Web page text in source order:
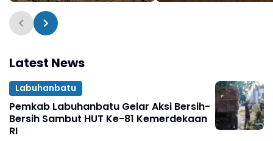
Tangan Penadah Emas
Ilegal?
Latest News
Labuhanbatu
Pemkab Labuhanbatu Gelar Aksi Bersih-
Bersih Sambut HUT Ke-81 Kemerdekaan
RI